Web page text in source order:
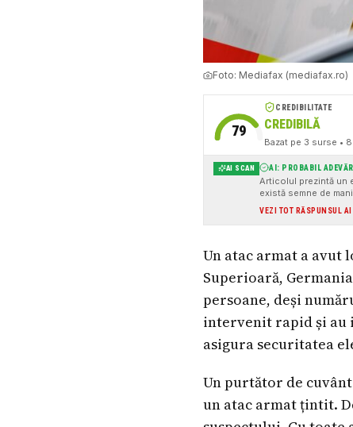
Foto: Mediafax (mediafax.ro)
79
CREDIBILITATE
CREDIBILĂ
Bazat pe 3 surse •
AI SCAN AI: PROBABIL
Articolul prezintă un
există semne de
VEZI TOT RĂSPUNSUL AI
Un atac armat a avut
Superioară,
persoane, deși
intervenit rapid și au
asigura securitatea
Un purtător de
un atac armat țintit.